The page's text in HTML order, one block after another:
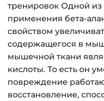
тренировок Одной из
применения бета-
свойством
содержащегося в
мышечной ткани
кислоты. То есть он
повреждение
восстановление,